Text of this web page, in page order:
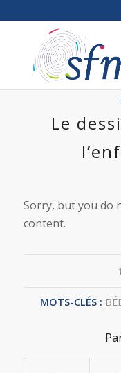
Le
Sorry, but you do
content.
MOTS-CLÉS :